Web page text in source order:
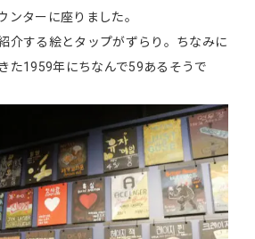
ンターに座りました。
介する絵とタップがずらり。ちなみに
た1959年にちなんで59あるそうで